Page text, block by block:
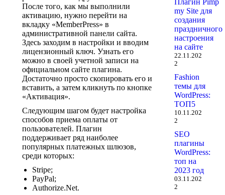
После того, как мы выполнили
активацию, нужно перейти на
вкладку «MemberPress» в
административной панели сайта.
Здесь заходим в настройки и вводим
лицензионный ключ. Узнать его
можно в своей учетной записи на
официальном сайте плагина.
Достаточно просто скопировать его и
вставить, а затем кликнуть по кнопке
«Активация».
Следующим шагом будет настройка
способов приема оплаты от
пользователей. Плагин
поддерживает ряд наиболее
популярных платежных шлюзов,
среди которых:
Stripe;
PayPal;
Authorize.Net.
my Site для
создания
праздничного
настроения
на сайте
22.11.202
2
Fashion
темы для
WordPress:
ТОП5
10.11.202
2
SEO
плагины
WordPress:
топ на
2023 год
03.11.202
2